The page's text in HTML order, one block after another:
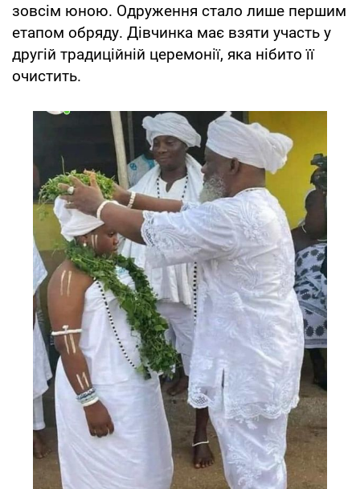
зовсім юною. Одруження стало лише першим
етапом обряду. Дівчинка має взяти участь у
другій традиційній церемонії, яка нібито її
очистить.